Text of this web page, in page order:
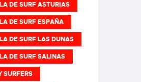
DE SURF ASTURIAS
DE SURF ESPAÑA
DE SURF LAS DUNAS
DE SURF SALINAS
SURFERS